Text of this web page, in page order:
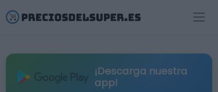
¡Descarga nuestra
app!